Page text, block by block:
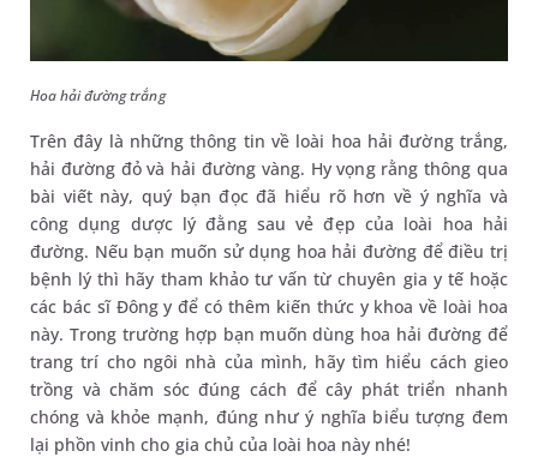
Hoa hải đường trắng
Trên đây là những thông tin về loài hoa hải đường trắng,
hải đường đỏ và hải đường vàng. Hy vọng rằng thông qua
bài viết này, quý bạn đọc đã hiểu rõ hơn về ý nghĩa và
công dụng dược lý đằng sau vẻ đẹp của loài hoa hải
đường. Nếu bạn muốn sử dụng hoa hải đường để điều trị
bệnh lý thì hãy tham khảo tư vấn từ chuyên gia y tế hoặc
các bác sĩ Đông y để có thêm kiến thức y khoa về loài hoa
này. Trong trường hợp bạn muốn dùng hoa hải đường để
trang trí cho ngôi nhà của mình, hãy tìm hiểu cách gieo
trồng và chăm sóc đúng cách để cây phát triển nhanh
chóng và khỏe mạnh, đúng như ý nghĩa biểu tượng đem
lại phồn vinh cho gia chủ của loài hoa này nhé!